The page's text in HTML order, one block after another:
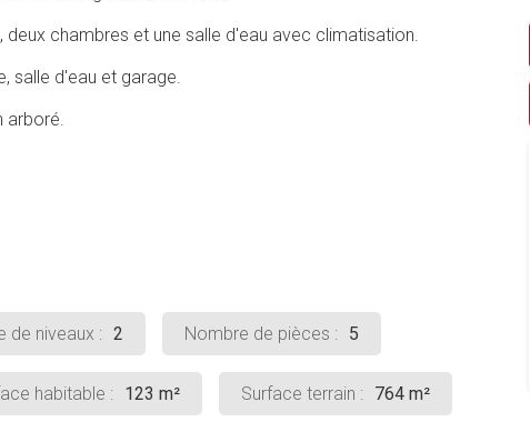
chambres et une salle d'eau avec climatisation.
salle d'eau et garage.
arboré.
de niveaux : 2 Nombre de pièces : 5
habitable : 123 m² Surface terrain : 764 m²